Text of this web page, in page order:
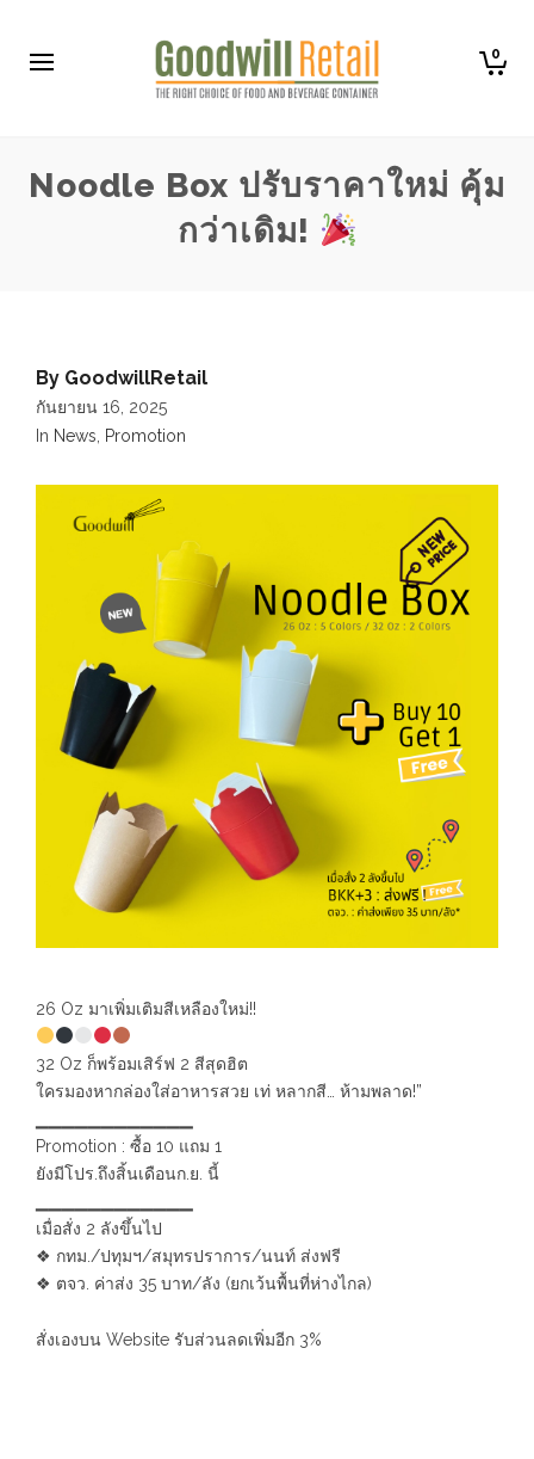
0
Noodle Box ปรับราคาใหม่ คุ้ม
กว่าเดิม!
By GoodwillRetail
กันยายน 16, 2025
In News Promotion
26 Oz มาเพิ่มเติมสีเหลืองใหม่!!
32 Oz ก็พร้อมเสิร์ฟ 2 สีสุดฮิต
ใครมองหากล่องใส่อาหารสวย เท่ หลากสี… ห้ามพลาด!”
Promotion : ซื้อ 10 แถม 1
ยังมีโปร.ถึงสิ้นเดือนก.ย. นี้
เมื่อสั่ง 2 ลังขึ้นไป
❖ กทม./ปทุมฯ/สมุทรปราการ/นนท์ ส่งฟรี
❖ ตจว. ค่าส่ง 35 บาท/ลัง (ยกเว้นพื้นที่ห่างไกล)
สั่งเองบน Website รับส่วนลดเพิ่มอีก 3%